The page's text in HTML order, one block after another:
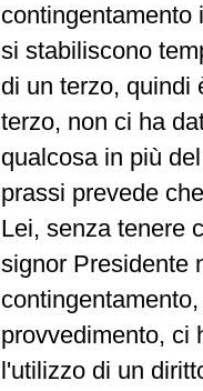
contingentamento
si stabiliscono
di un terzo, quindi
terzo, non ci ha
qualcosa in più
prassi prevede
Lei, senza tenere
signor Presidente
provvedimento, ci
l'utilizzo di un